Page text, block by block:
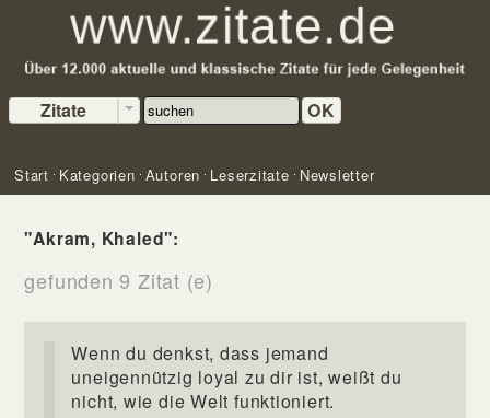
Zitate OK
Start Kategorien Autoren Leserzitate Newsletter
"Akram, Khaled":
gefunden 9 Zitat (e)
Wenn du denkst, dass jemand
uneigennützig loyal zu dir ist, weißt du
nicht, wie die Welt funktioniert.